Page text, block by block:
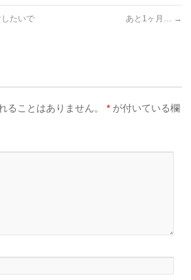
たいで
あと1ヶ月… →
ることはありません。 * が付いている欄